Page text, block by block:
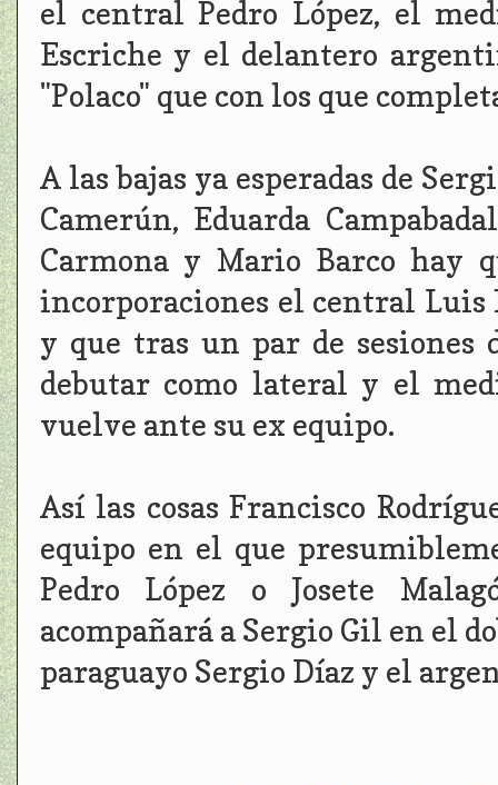
el central Pedro López, el
Escriche y el delantero
"Polaco" que con los que
A las bajas ya esperadas de
Camerún, Eduarda
Carmona y Mario Barco hay
incorporaciones el central Luis
y que tras un par de sesiones
debutar como lateral y el
vuelve ante su ex equipo.
Así las cosas Francisco
equipo en el que
Pedro López o Josete
acompañará a Sergio Gil en el
paraguayo Sergio Díaz y el